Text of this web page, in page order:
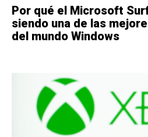
Por qué el Microsoft
siendo una de las
del mundo Windows